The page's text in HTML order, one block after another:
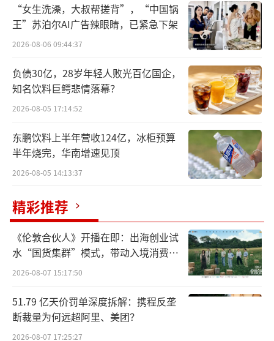
皇台酒业表示，经核实，此次立案调查事
项与公司无关，不会对公司的生产经营及管理
活动造成影响。公司将持续关注上述事项的进
展情况，并按规定履行信息披露义务。
据皇台酒业2025年年报中披露信息，赵满
堂，男，汉族，1960年11月出生。现任盛达集
团董事、天水市金都商城有限公司监事、北京
盛世南宫影视文化有限公司执行董事、四川盛
达锦城实业有限公司执行董事、北京盛达实业
集团有限公司董事长、长安盛达实业有限责任
公司执行董事。
另据胡润研究院于2026年3月发布的《202
6胡润全球富豪榜》，赵满堂家族以125亿人民
币位列第2559位。
2026年第一季度由盈转亏
“女生洗澡，大叔帮搓背”，“中国锅
王”苏泊尔AI广告辣眼睛，已紧急下架
2026-08-06 09:44:37
负债30亿，28岁年轻人败光百亿国企，
知名饮料巨鳄悲情落幕？
2026-08-05 17:14:52
东鹏饮料上半年营收124亿，冰柜预算
半年烧完，华南增速见顶
2026-08-05 14:13:37
精彩推荐
《伦敦合伙人》开播在即：出海创业试
水“国货集群”模式，带动入境消费反
向种草
2026-08-07 15:17:50
51.79 亿天价罚单深度拆解：携程反垄
断裁量为何远超阿里、美团？
2026-08-07 17:25:27